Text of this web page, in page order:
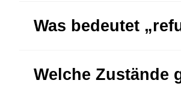
Was bedeutet
Welche Zustände